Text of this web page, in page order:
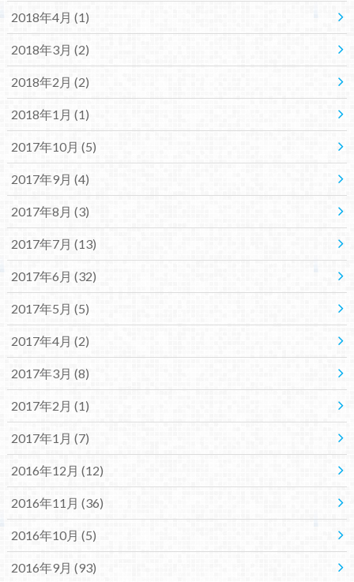
2018年4月 (1)
2018年3月 (2)
2018年2月 (2)
2018年1月 (1)
2017年10月 (5)
2017年9月 (4)
2017年8月 (3)
2017年7月 (13)
2017年6月 (32)
2017年5月 (5)
2017年4月 (2)
2017年3月 (8)
2017年2月 (1)
2017年1月 (7)
2016年12月 (12)
2016年11月 (36)
2016年10月 (5)
2016年9月 (93)